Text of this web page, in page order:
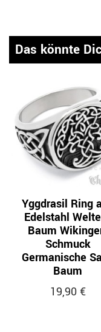
Das könnte
Yggdrasil Ring
Edelstahl
Baum
Schmuck
Germanische
Baum
19,90 €